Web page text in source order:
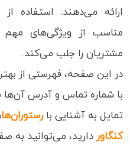
ما
ارائه می‌دهند. استفاده
مناسب از ویژگی‌های
مشتریان را جلب می‌کند.
در این صفحه، فهرستی از
با شماره تماس و آدرس
تمایل به آشنایی با رستوران‌ها
کنگاور دارید، می‌توانید به